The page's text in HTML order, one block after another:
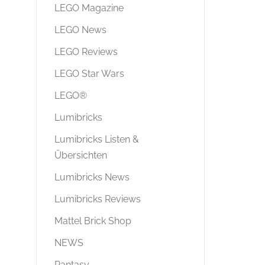
LEGO Magazine
LEGO News
LEGO Reviews
LEGO Star Wars
LEGO®
Lumibricks
Lumibricks Listen &
Übersichten
Lumibricks News
Lumibricks Reviews
Mattel Brick Shop
NEWS